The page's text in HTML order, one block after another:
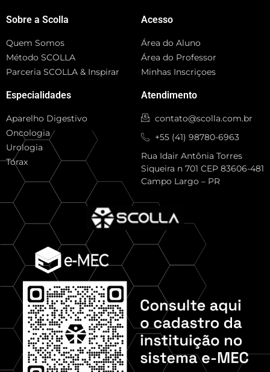
Sobre a Scolla
Quem Somos
Método SCOLLA
Parceria SCOLLA & Inspirar
Especialidades
Aparelho Digestivo
Oncologia
Urologia
Tórax
Acesso
Área do Aluno
Área do Professor
Minhas Inscriçoes
Atendimento
contato@scolla.com.br
+55 (41) 98780-6963
Rua Idair Antônia Torres
Siqueira n 701 CEP 83606-481
Campo Largo – PR